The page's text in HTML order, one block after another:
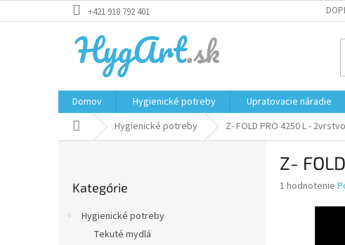
na
+421 918 792 401
Domov Hygienické potreby Upratovacie náradie
DomovHygienické potreby Z- FOLD PRO 4250 L -
kategórie
Kategórie
Hygienické potreby
Tekuté mydlá
Z-
Priemerné
1 hodnotenie